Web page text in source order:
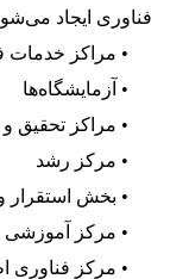
فناوری ایجاد
• مراکز خدمات
• آزمایشگاه‌ها
• مراکز تحقیق و
• مرکز رشد
• بخش استقرار
• مرکز آموزشی
• مرکز فناوری